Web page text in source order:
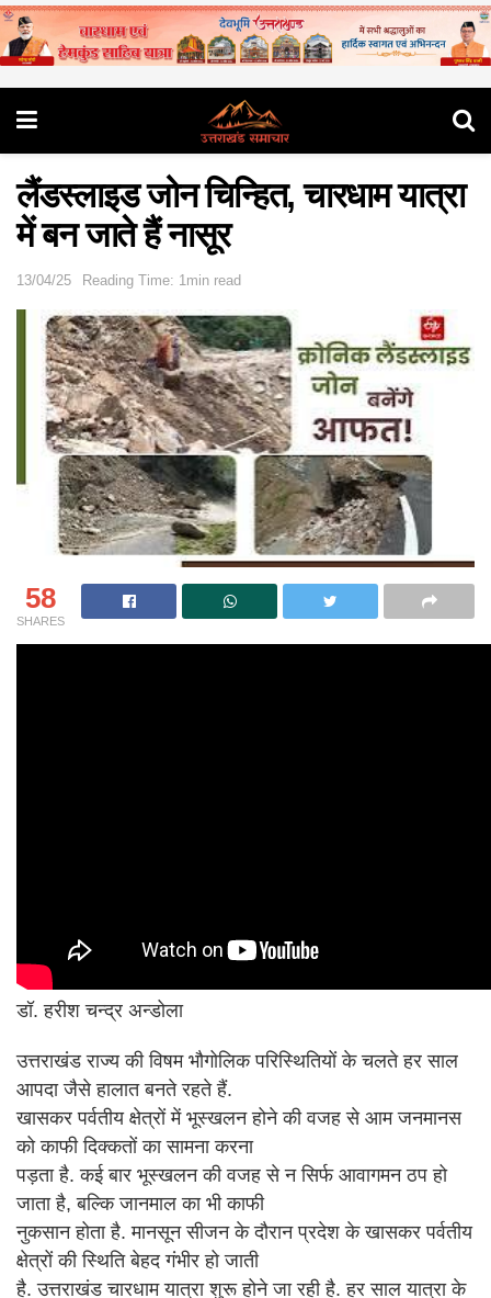
लैंडस्लाइड जोन चिन्हित, चारधाम यात्रा
में बन जाते हैं नासूर
13/04/25 Reading Time: 1min read
58
SHARES
डॉ. हरीश चन्द्र अन्डोला
उत्तराखंड राज्य की विषम भौगोलिक परिस्थितियों के चलते हर साल
आपदा जैसे हालात बनते रहते हैं.
खासकर पर्वतीय क्षेत्रों में भूस्खलन होने की वजह से आम जनमानस
को काफी दिक्कतों का सामना करना
पड़ता है. कई बार भूस्खलन की वजह से न सिर्फ आवागमन ठप हो
जाता है, बल्कि जानमाल का भी काफी
नुकसान होता है. मानसून सीजन के दौरान प्रदेश के खासकर पर्वतीय
क्षेत्रों की स्थिति बेहद गंभीर हो जाती
है. उत्तराखंड चारधाम यात्रा शुरू होने जा रही है. हर साल यात्रा के